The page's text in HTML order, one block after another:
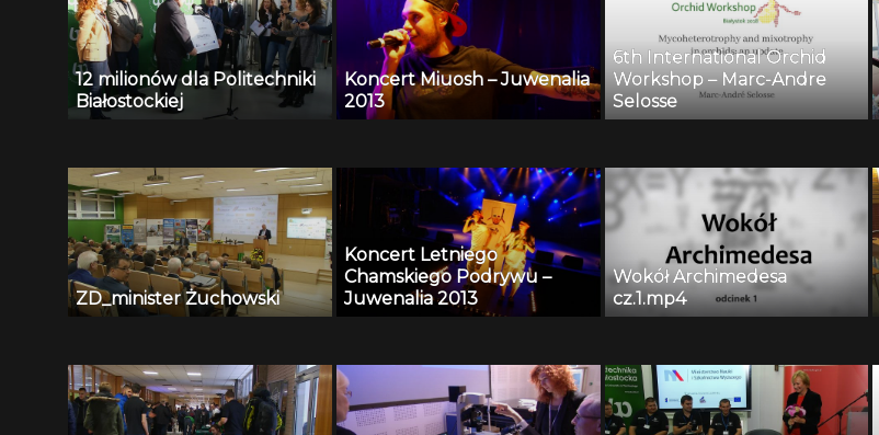
12 milionów dla Politechniki
Białostockiej
Koncert Miuosh – Juwenalia
2013
6th International Orchid
Workshop – Marc-Andre
Selosse
ZD_minister Żuchowski
Koncert Letniego
Chamskiego Podrywu –
Juwenalia 2013
Wokół Archimedesa
cz.1.mp4